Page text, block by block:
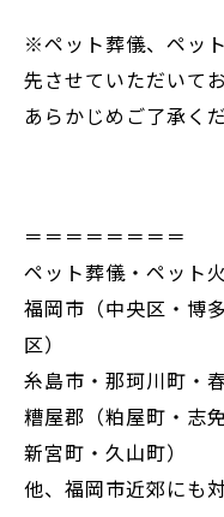
※ペット葬儀、ペッ
先させていただいてお
あらかじめご了承くだ
＝＝＝＝＝＝＝＝
ペット葬儀・ペット
福岡市（中央区・博
区）
糸島市・那珂川町・
糟屋郡（粕屋町・志
新宮町・久山町）
他、福岡市近郊にも